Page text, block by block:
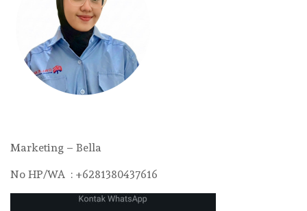
Marketing – Bella
No HP/WA : +6281380437616